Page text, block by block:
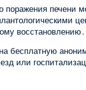
поражения печени
восстановлению․
бесплатную
или